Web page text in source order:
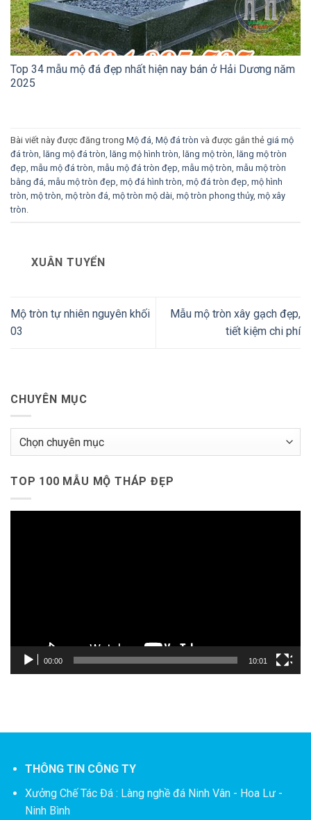
Top 34 mẫu mộ đá đẹp nhất hiện nay bán ở Hải Dương năm
2025
Bài viết này được đăng trong Mộ đá Mộ đá tròn và được gắn thẻ giá mộ
đá tròn lăng mộ đá tròn lăng mộ hình tròn lăng mộ tròn lăng mộ tròn
đẹp mẫu mộ đá tròn mẫu mộ đá tròn đẹp mẫu mộ tròn mẫu mộ tròn
bằng đá mẫu mộ tròn đẹp mộ đá hình tròn mộ đá tròn đẹp mộ hình
tròn mộ tròn mộ tròn đá mộ tròn mộ dài mộ tròn phong thủy, mộ xây
tròn
XUÂN TUYỂN
Mộ tròn tự nhiên nguyên khối
03
Mẫu mộ tròn xây gạch đẹp,
tiết kiệm chi phí
CHUYÊN MỤC
Chuyên
TOP 100 MẪU MỘ THÁP ĐẸP
00:00 10:01
THÔNG TIN CÔNG TY
Xưởng Chế Tác Đá : Làng nghề đá Ninh Vân - Hoa Lư -
Ninh Bình